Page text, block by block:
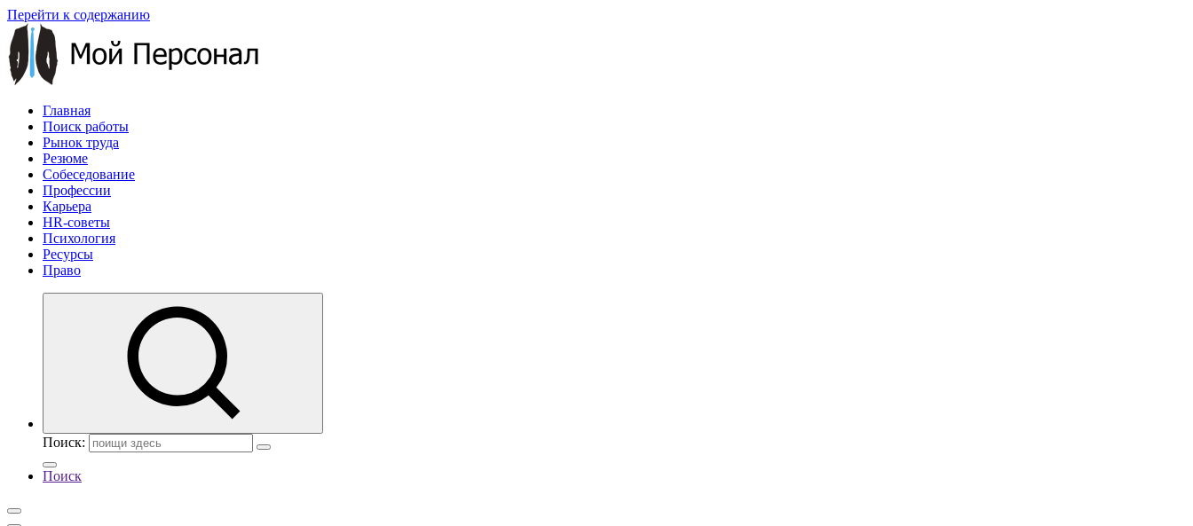
Перейти к содержанию
Главная
Поиск работы
Рынок труда
Резюме
Собеседование
Профессии
Карьера
HR-советы
Психология
Ресурсы
Право
Поиск:
Поиск